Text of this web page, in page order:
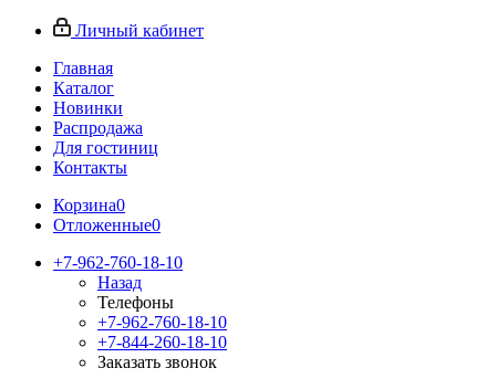
Личный кабинет
Главная
Каталог
Новинки
Распродажа
Для гостиниц
Контакты
Корзина0
Отложенные0
+7-962-760-18-10
Назад
Телефоны
+7-962-760-18-10
+7-844-260-18-10
Заказать звонок